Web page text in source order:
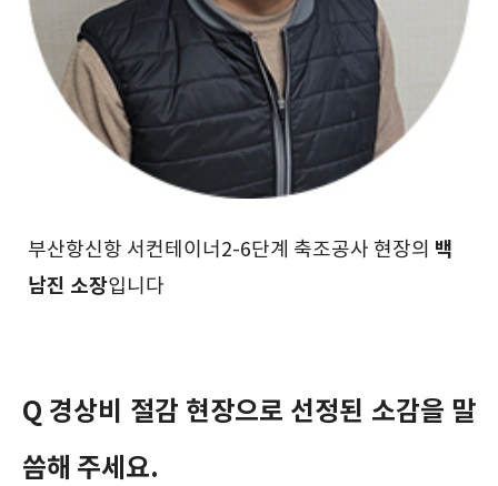
부산항신항 서컨테이너2-6단계 축조공사 현장의 백
남진 소장입니다
Q 경상비 절감 현장으로 선정된 소감을 말
씀해 주세요.